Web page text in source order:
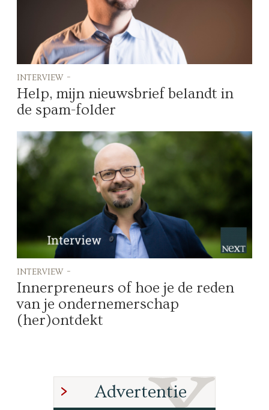
interview -
Help, mijn nieuwsbrief belandt in
de spam-folder
interview -
Innerpreneurs of hoe je de reden
van je ondernemerschap
(her)ontdekt
Advertentie